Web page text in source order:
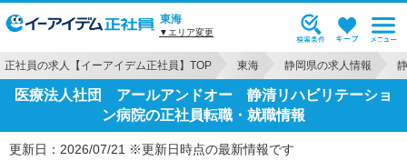
東海
▼エリア変更
正社員の求人【イーアイデム正社員】TOP 東海 静岡県の求人情報
医療法人社団 アールアンドオー 静清リハビリテーショ
ン病院の正社員転職・就職情報
更新日：2026/07/21 ※更新日時点の最新情報です